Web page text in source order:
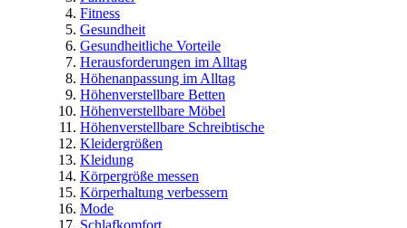
Fitness
Gesundheit
Gesundheitliche Vorteile
Herausforderungen im Alltag
Höhenanpassung im Alltag
Höhenverstellbare Betten
Höhenverstellbare Möbel
Höhenverstellbare Schreibtische
Kleidergrößen
Kleidung
Körpergröße messen
Körperhaltung verbessern
Mode
Schlafkomfort